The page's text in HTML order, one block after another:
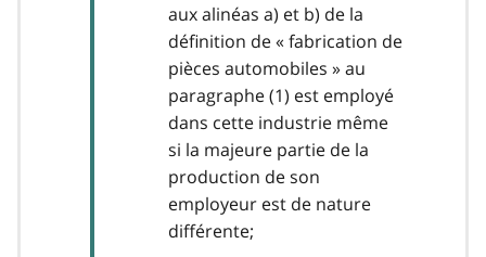
aux alinéas a) et b) de la
définition de « fabrication de
pièces automobiles » au
paragraphe (1) est employé
dans cette industrie même
si la majeure partie de la
production de son
employeur est de nature
différente;